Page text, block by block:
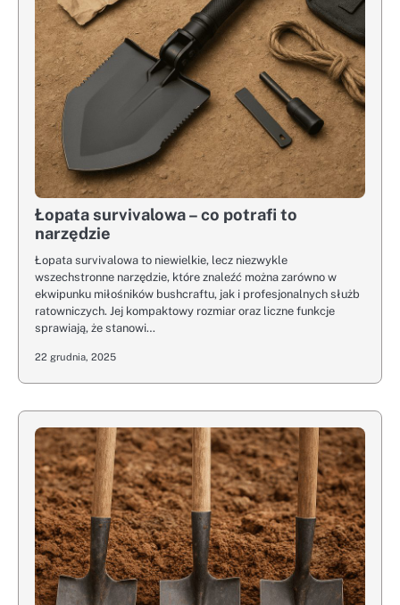
Łopata survivalowa – co potrafi to
narzędzie
Łopata survivalowa to niewielkie, lecz niezwykle
wszechstronne narzędzie, które znaleźć można zarówno w
ekwipunku miłośników bushcraftu, jak i profesjonalnych służb
ratowniczych. Jej kompaktowy rozmiar oraz liczne funkcje
sprawiają, że stanowi…
22 grudnia, 2025